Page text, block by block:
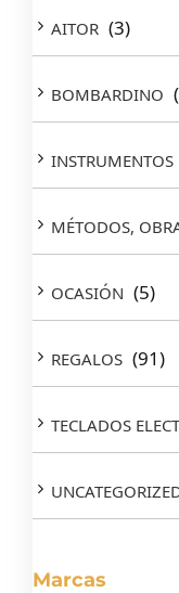
AITOR (3)
BOMBARDINO
INSTRUMENTOS
MÉTODOS,
OCASIÓN (5)
REGALOS (91)
TECLADOS
Marcas